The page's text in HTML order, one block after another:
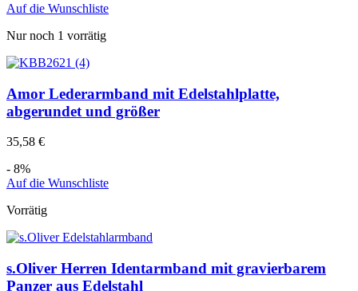
Auf die Wunschliste
Nur noch 1 vorrätig
Amor Lederarmband mit Edelstahlplatte,
abgerundet und größer
35,58 €
- 8%
Auf die Wunschliste
Vorrätig
s.Oliver Herren Identarmband mit gravierbarem
Panzer aus Edelstahl